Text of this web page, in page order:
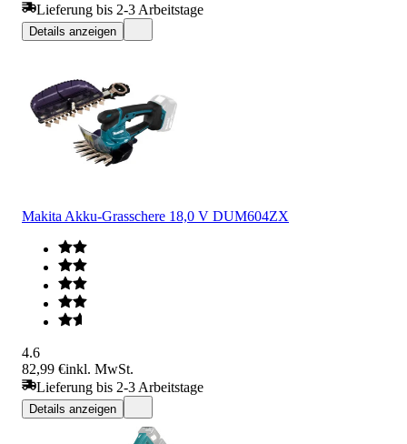
Lieferung bis 2-3 Arbeitstage
Details anzeigen
Makita Akku-Grasschere 18,0 V DUM604ZX
4.6
82,99 €inkl. MwSt.
Lieferung bis 2-3 Arbeitstage
Details anzeigen